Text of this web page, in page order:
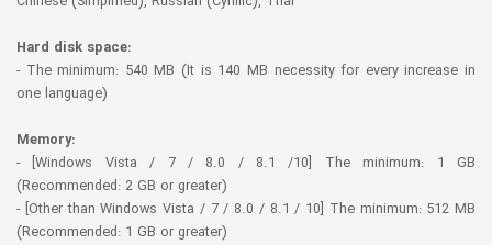
Hard disk space:
- The minimum: 540 MB (It is 140 MB necessity for every increase in
one language)
Memory:
- [Windows Vista / 7 / 8.0 / 8.1 /10] The minimum: 1 GB
(Recommended: 2 GB or greater)
- [Other than Windows Vista / 7 / 8.0 / 8.1 / 10] The minimum: 512 MB
(Recommended: 1 GB or greater)